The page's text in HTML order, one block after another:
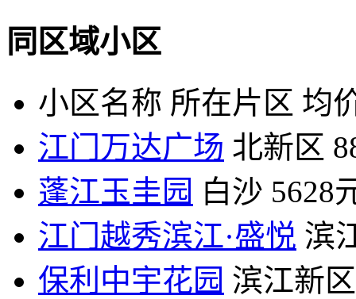
同区域小区
小区名称 所在片区 均
江门万达广场 北新区
蓬江玉圭园 白沙 5628
江门越秀滨江·盛悦 滨
保利中宇花园 滨江新区